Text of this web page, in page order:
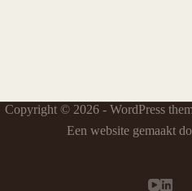
Copyright © 2026 - WordPress
Een website gemaakt